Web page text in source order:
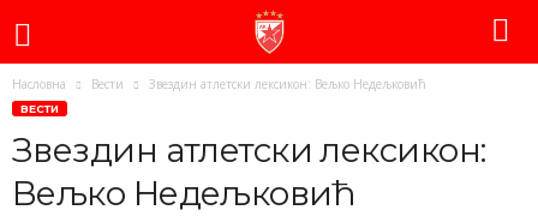
Насловна Вести Звездин атлетски лексикон: Вељко Недељковић
ВЕСТИ
Звездин атлетски лексикон:
Вељко Недељковић